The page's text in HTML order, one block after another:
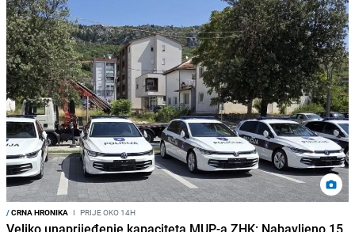
/CRNA HRONIKA I PRIJE OKO 14H